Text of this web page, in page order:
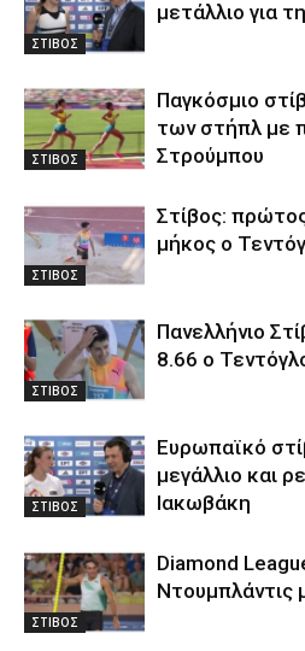
ΣΤΙΒΟΣ
μετάλλιο για
ΣΤΙΒΟΣ
Παγκόσμιο
των στήπλ με
Στρούμπου
ΣΤΙΒΟΣ
Στίβος:
μήκος ο
ΣΤΙΒΟΣ
Πανελλήνιο
8.66 ο
ΣΤΙΒΟΣ
Ευρωπαϊκό
μεγάλλιο και
Ιακωβάκη
ΣΤΙΒΟΣ
Diamond
Ντουμπλάντις